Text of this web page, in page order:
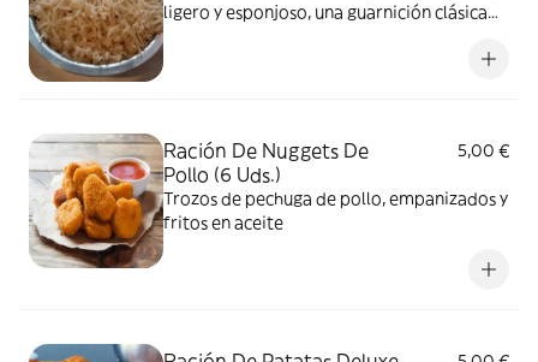
ligero y esponjoso, una guarnición clásica
Ración De Nuggets De
Pollo (6 Uds.)
5,00 €
Trozos de pechuga de pollo, empanizados y
fritos en aceite